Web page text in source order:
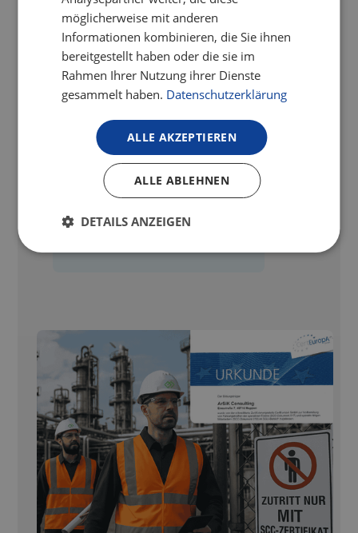
Sicherheits-/Gefahrstoffschränken
Wir sind nun offiziell befähigte Person zur
Prüfung von Sicherheits- und
Gefahrstoffschränken. Damit bieten wir
Ihnen nicht nur Prüfungen nach BetrSichV
mit einem strukturierten
Gefahrstoffmanagement – für Sicherheit,
Nachweisführung und effiziente Abläufe.
Timo Niedling
möglicherweise mit anderen
Informationen kombinieren, die Sie ihnen
bereitgestellt haben oder die sie im
Rahmen Ihrer Nutzung ihrer Dienste
gesammelt haben. Datenschutzerklärung
ALLE AKZEPTIEREN
ALLE ABLEHNEN
DETAILS ANZEIGEN